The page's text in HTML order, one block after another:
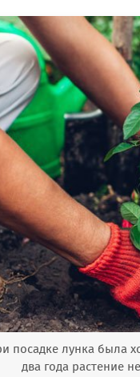
посадке лунка была
два года растение